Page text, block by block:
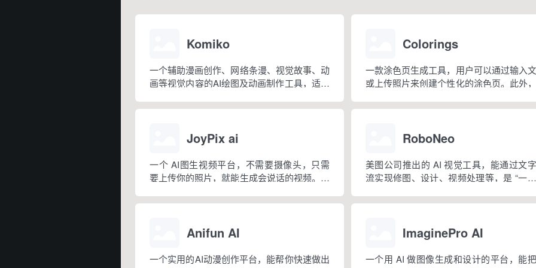
Komiko
一个辅助漫画创作、网络条漫、视觉故事、动
画等视觉内容的AI绘图及动画制作工具，适合
者，以及那些不具备专业绘画技能但想创作漫
Colorings
一款涂色页生成工具，用户可以通过输入
或上传照片来创建个性化的涂色页。此外
陀罗、节日等主题，适合各个年龄段的人
JoyPix ai
一个 AI图生视频平台，不需要摄像头，只需
要上传你的照片，就能生成会说话的视频。整
像、制作视频。
RoboNeo
美图公司推出的 AI 视觉工具，能通过文
流实现修图、设计、视频处理等，是 “一站
Anifun AI
一个实用的AI动漫创作平台，能帮你快速做出
ImaginePro AI
一个用 AI 做图像生成和设计的平台，能